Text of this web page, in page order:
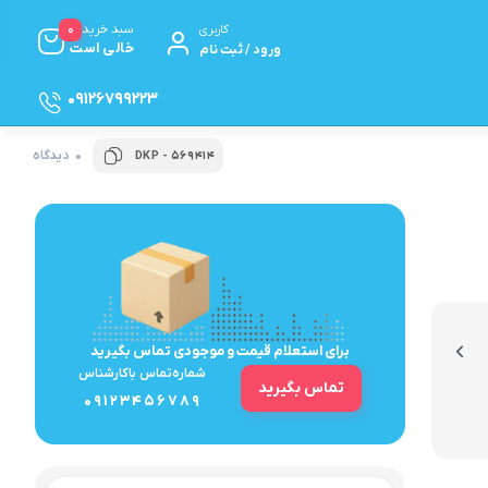
کاربری
ورود / ثبت نام
سبد خرید
خالی است
0
همزن برقی
زودپز رو گازی
ظروف تک آشپزخانه
چینی، بلور و سرویس‌ها
09126799223
DKP - ۵۶۹۴۱۴ 0 دیدگاه
برای استعلام قیمت و موجودی تماس بگیرید
تماس بگیرید
شماره‌تماس‌ با‌کارشناس
09123456789